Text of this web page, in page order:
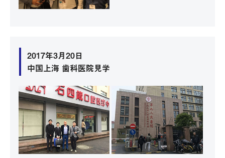
2017年3月20日
中国上海 歯科医院見学